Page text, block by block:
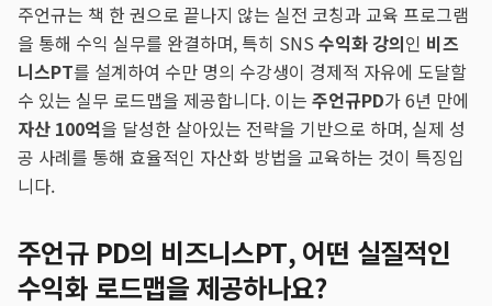
주언규는 책 한 권으로 끝나지 않는 실전 코칭과 교육 프로그램
을 통해 수익 실무를 완결하며, 특히 SNS 수익화 강의인 비즈
니스PT를 설계하여 수만 명의 수강생이 경제적 자유에 도달할
수 있는 실무 로드맵을 제공합니다. 이는 주언규PD가 6년 만에
자산 100억을 달성한 살아있는 전략을 기반으로 하며, 실제 성
공 사례를 통해 효율적인 자산화 방법을 교육하는 것이 특징입
니다.
주언규 PD의 비즈니스PT, 어떤 실질적인
수익화 로드맵을 제공하나요?